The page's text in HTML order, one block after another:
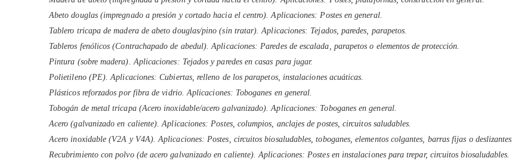
Abeto douglas (impregnado a presión y cortado hacia el centro). Aplicaciones: Postes en general.
Tablero tricapa de madera de abeto douglas/pino (sin tratar). Aplicaciones: Tejados, paredes, parapetos.
Tableros fenólicos (Contrachapado de abedul). Aplicaciones: Paredes de escalada, parapetos o elementos de protección.
Pintura (sobre madera). Aplicaciones: Tejados y paredes en casas para jugar.
Polietileno (PE). Aplicaciones: Cubiertas, relleno de los parapetos, instalaciones acuáticas.
Plásticos reforzados por fibra de vidrio. Aplicaciones: Toboganes en general.
Tobogán de metal tricapa (Acero inoxidable/acero galvanizado). Aplicaciones: Toboganes en general.
Acero (galvanizado en caliente). Aplicaciones: Postes, columpios, anclajes de postes, circuitos saludables.
Acero inoxidable (V2A y V4A). Aplicaciones: Postes, circuitos biosaludables, toboganes, elementos colgantes, barras fijas o deslizantes.
Recubrimiento con polvo (de acero galvanizado en caliente). Aplicaciones: Postes en instalaciones para trepar, circuitos biosaludables.